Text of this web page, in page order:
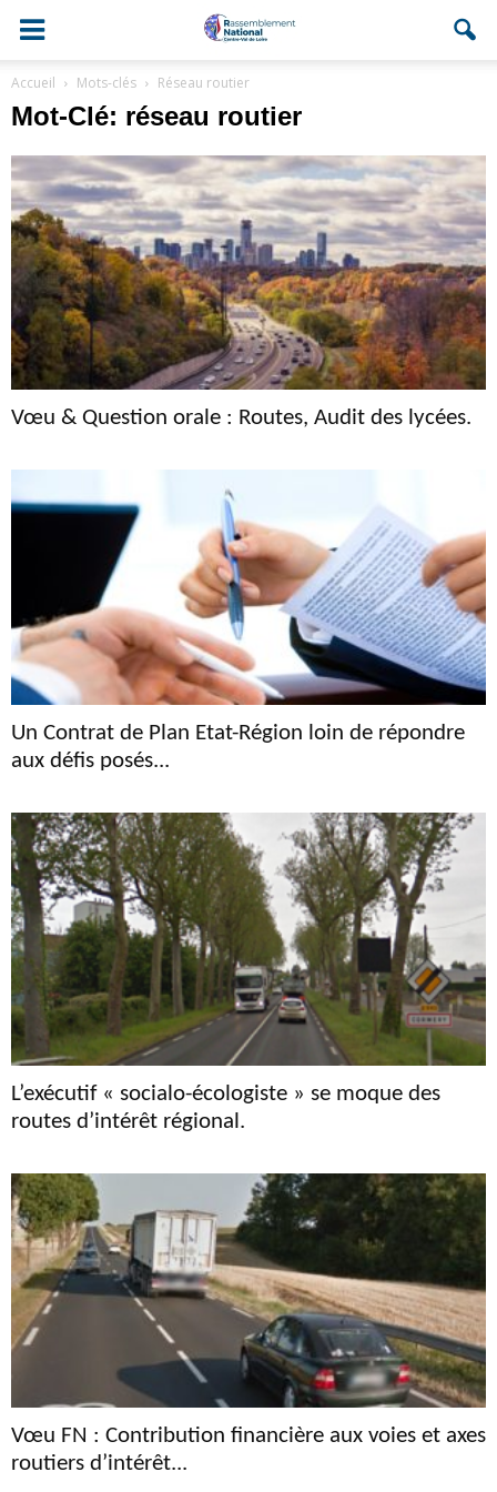
Accueil Mots-clés Réseau routier
Mot-Clé: réseau routier
Vœu & Question orale : Routes, Audit des lycées.
Un Contrat de Plan Etat-Région loin de répondre
aux défis posés...
L’exécutif « socialo-écologiste » se moque des
routes d’intérêt régional.
Vœu FN : Contribution financière aux voies et axes
routiers d’intérêt...